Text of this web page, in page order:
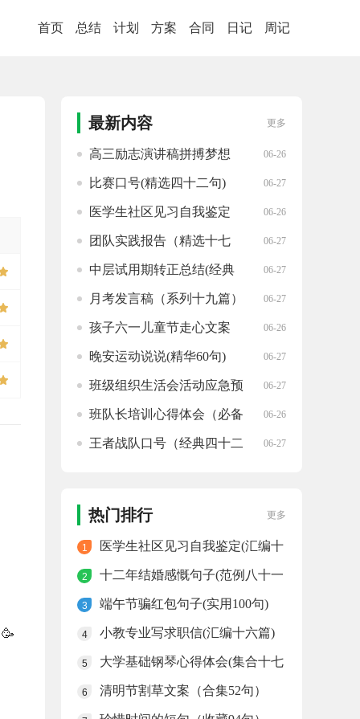
首页 总结 计划 方案 合同 日记 周记
最新内容 更多
高三励志演讲稿拼搏梦想
06-26
比赛口号(精选四十二句) 06-27
医学生社区见习自我鉴定
06-26
团队实践报告（精选十七
06-27
中层试用期转正总结(经典
06-27
月考发言稿（系列十九篇） 06-27
孩子六一儿童节走心文案
06-26
晚安运动说说(精华60句) 06-27
班级组织生活会活动应急预
06-27
班队长培训心得体会（必备
06-26
王者战队口号（经典四十二
06-27
热门排行 更多
1
医学生社区见习自我鉴定(汇编十
2
十二年结婚感慨句子(范例八十一
3 端午节骗红包句子(实用100句)
4 小教专业写求职信(汇编十六篇)
5
大学基础钢琴心得体会(集合十七
6 清明节割草文案（合集52句）